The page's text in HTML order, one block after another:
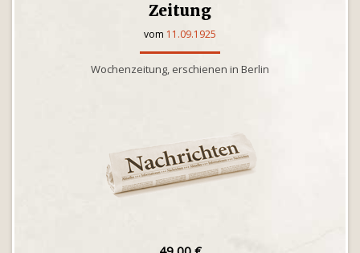
Zeitung
vom 11.09.1925
Wochenzeitung, erschienen in Berlin